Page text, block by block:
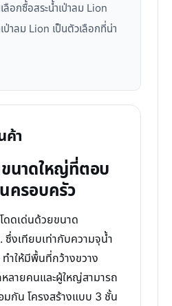
อกซื้อสระน้ำเป่าลม Lion
ป่าลม Lion เป็นตัวเลือกที่น่า
ค้า
ขนาดใหญ่ที่ตอบ
ครอบครัว
ดดเด่นด้วยขนาด
งเทียบเท่ากับความจุน้ำ
ำให้มีพื้นที่กว้างขวาง
ลายคนและผู้ใหญ่สามารถ
กัน โครงสร้างแบบ 3 ชั้น